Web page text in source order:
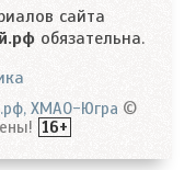
сайта
обязательна.
ХМАО-Югра ©
16+